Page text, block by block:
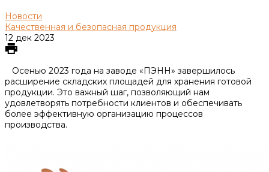
Новости
Качественная и безопасная продукция
12 дек 2023
Осенью 2023 года на заводе «ПЭНН» завершилось
расширение складских площадей для хранения готовой
продукции. Это важный шаг, позволяющий нам
удовлетворять потребности клиентов и обеспечивать
более эффективную организацию процессов
производства.